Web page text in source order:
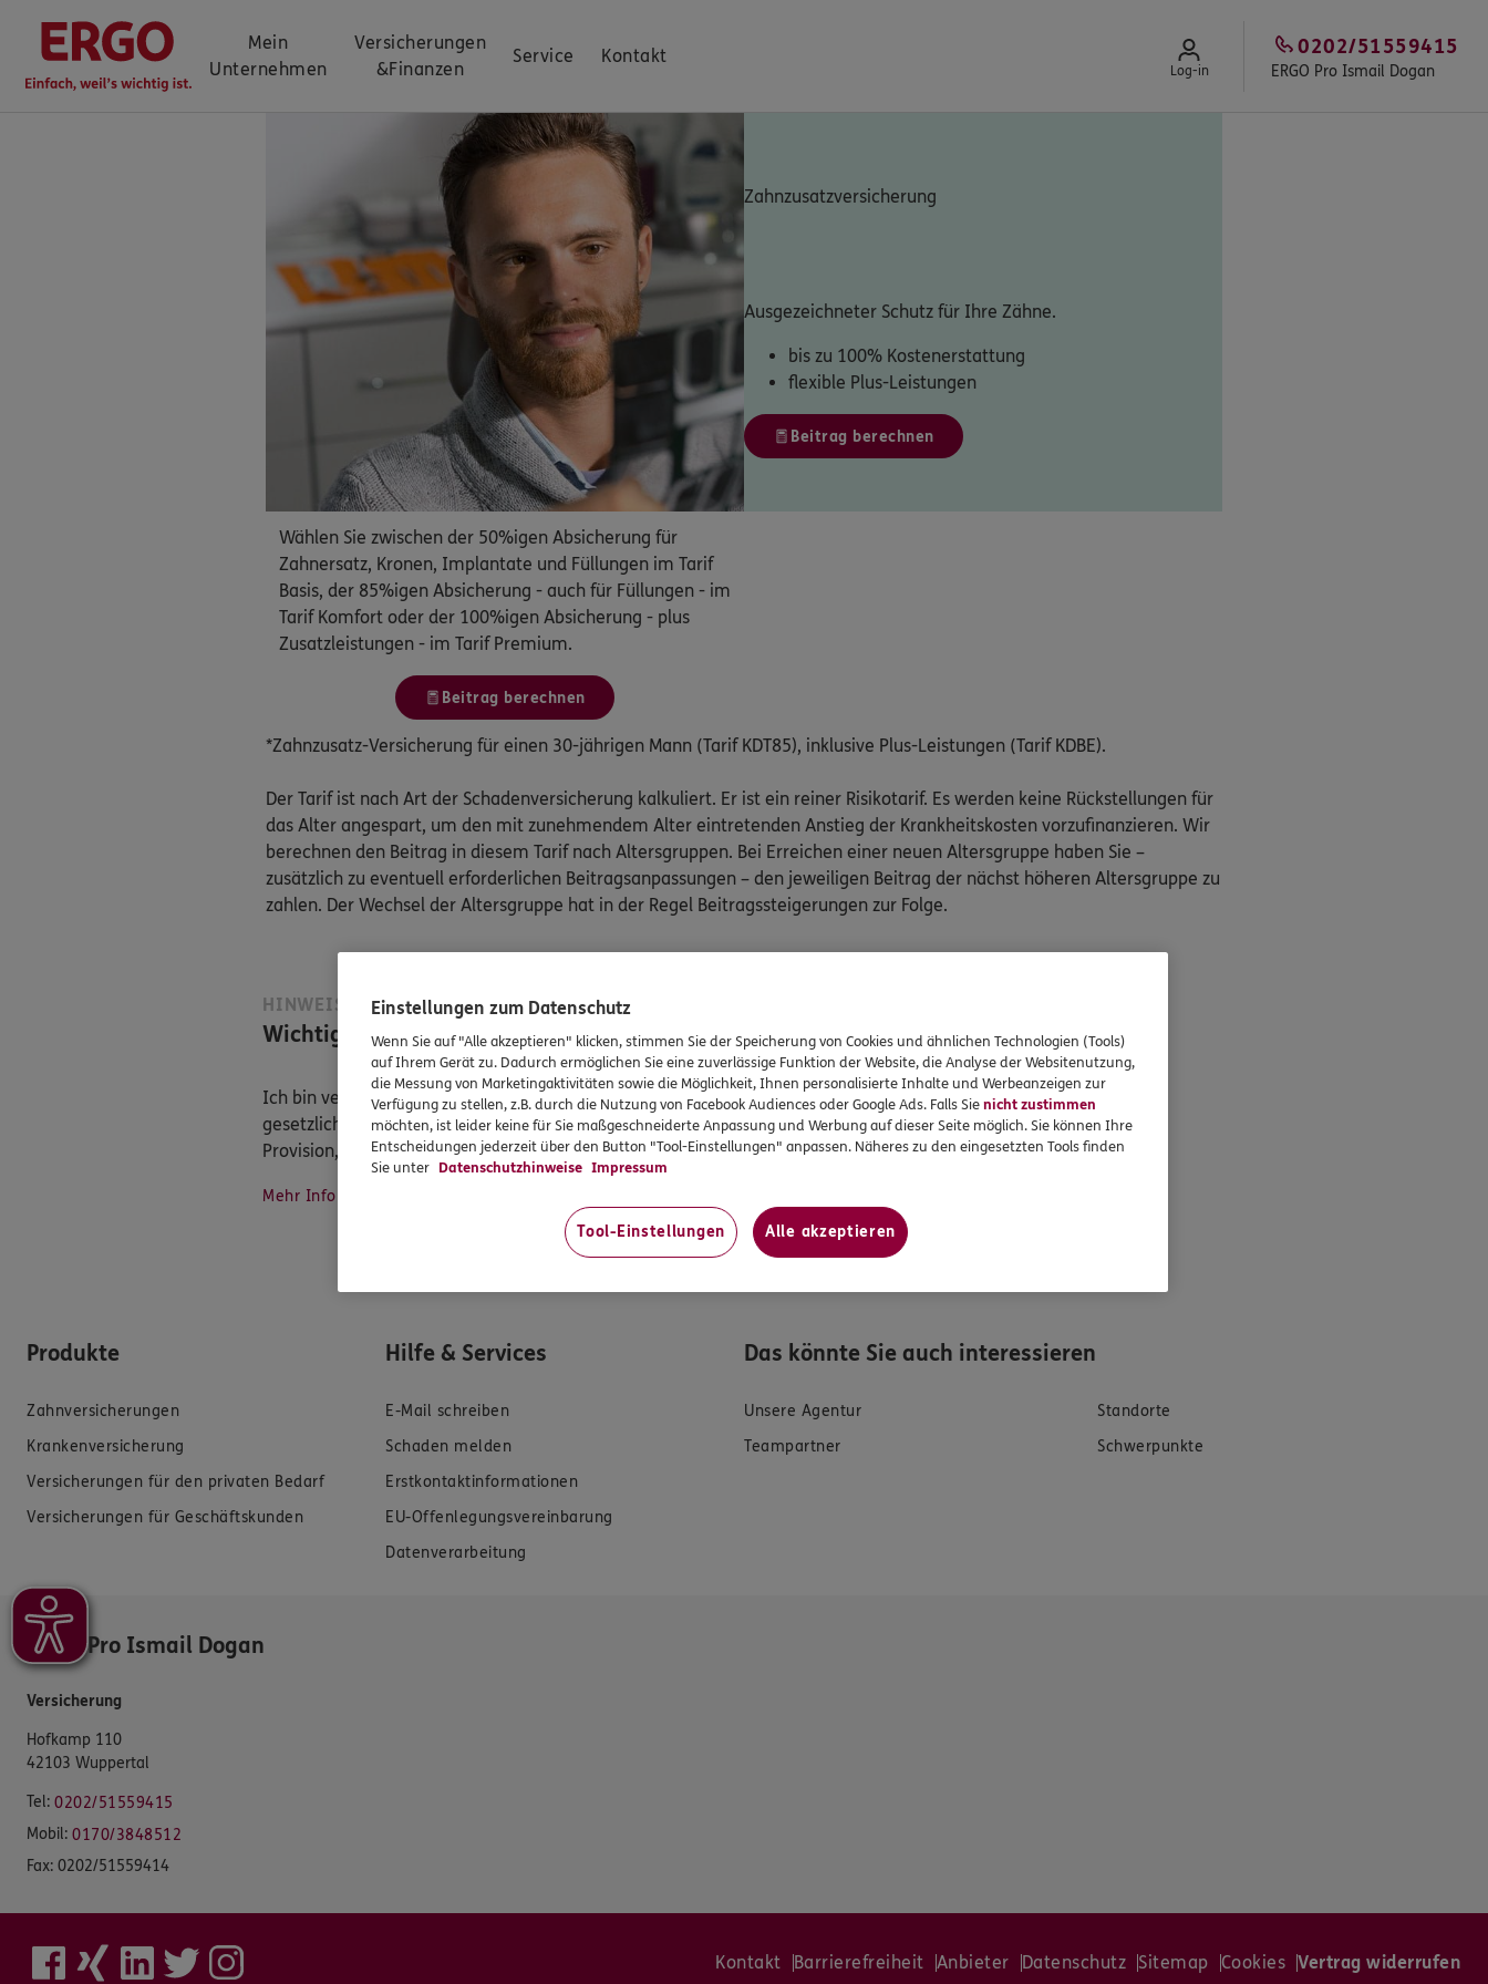
Mein
Unternehmen
Versicherungen
&Finanzen
Service Kontakt
Log-in ERGO Pro Ismail Dogan
0202/51559415
Zahnzusatzversicherung
Ausgezeichneter Schutz für Ihre Zähne.
bis zu 100% Kostenerstattung
flexible Plus-Leistungen
Beitrag berechnen
Wählen Sie zwischen der 50%igen Absicherung für
Zahnersatz, Kronen, Implantate und Füllungen im Tarif
Basis, der 85%igen Absicherung - auch für Füllungen - im
Tarif Komfort oder der 100%igen Absicherung - plus
Zusatzleistungen - im Tarif Premium.
Beitrag berechnen
*Zahnzusatz-Versicherung für einen 30-jährigen Mann (Tarif KDT85), inklusive Plus-Leistungen (Tarif KDBE).
Der Tarif ist nach Art der Schadenversicherung kalkuliert. Er ist ein reiner Risikotarif. Es werden keine Rückstellungen für
das Alter angespart, um den mit zunehmendem Alter eintretenden Anstieg der Krankheitskosten vorzufinanzieren. Wir
berechnen den Beitrag in diesem Tarif nach Altersgruppen. Bei Erreichen einer neuen Altersgruppe haben Sie –
zusätzlich zu eventuell erforderlichen Beitragsanpassungen – den jeweiligen Beitrag der nächst höheren Altersgruppe zu
zahlen. Der Wechsel der Altersgruppe hat in der Regel Beitragssteigerungen zur Folge.
HINWEIS
Wichtiges aus dem Vermittlerrecht
Ich bin verpflichtet, Ihnen Auskünfte zu meiner Person zu geben. Sowohl Ihr Schutz als Verbraucher sowie auch
gesetzliche Regelungen halten mich dazu an. Ich biete Beratung an, für die Versicherungsvermittlung erhalte ich
Provision, ferner sonstige Zuwendungen.
Mehr Informationen
Produkte
Zahnversicherungen
Krankenversicherung
Versicherungen für den privaten Bedarf
Versicherungen für Geschäftskunden
Hilfe & Services
E-Mail schreiben
Schaden melden
Erstkontaktinformationen
EU-Offenlegungsvereinbarung
Datenverarbeitung
Das könnte Sie auch interessieren
Unsere Agentur
Standorte
Teampartner
Schwerpunkte
ERGO Pro Ismail Dogan
Versicherung
Hofkamp 110
42103 Wuppertal
Tel: 0202/51559415
Mobil: 0170/3848512
Fax: 0202/51559414
Kontakt Barrierefreiheit Anbieter Datenschutz Sitemap Cookies Vertrag widerrufen
Einstellungen zum Datenschutz
Wenn Sie auf "Alle akzeptieren" klicken, stimmen Sie der Speicherung von Cookies und ähnlichen Technologien (Tools)
auf Ihrem Gerät zu. Dadurch ermöglichen Sie eine zuverlässige Funktion der Website, die Analyse der Websitenutzung,
die Messung von Marketingaktivitäten sowie die Möglichkeit, Ihnen personalisierte Inhalte und Werbeanzeigen zur
Verfügung zu stellen, z.B. durch die Nutzung von Facebook Audiences oder Google Ads. Falls Sienicht zustimmen
möchten, ist leider keine für Sie maßgeschneiderte Anpassung und Werbung auf dieser Seite möglich. Sie können Ihre
Entscheidungen jederzeit über den Button "Tool-Einstellungen" anpassen. Näheres zu den eingesetzten Tools finden
Sie unter Datenschutzhinweise Impressum
Tool-Einstellungen Alle akzeptieren